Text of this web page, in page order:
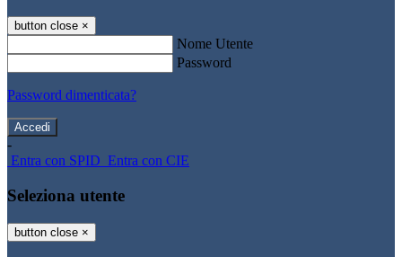
button close ×
Nome Utente
Password
Password dimenticata?
-
Entra con SPID Entra con CIE
Seleziona utente
button close ×